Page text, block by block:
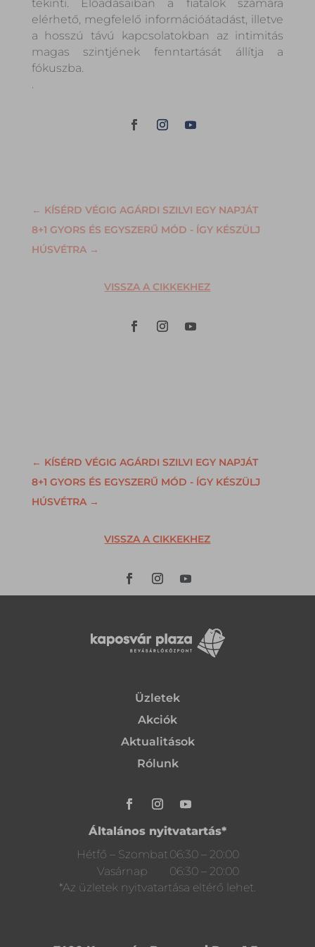
tekinti. Előadásaiban a fiatalok számára
elérhető, megfelelő információátadást, illetve
a hosszú távú kapcsolatokban az intimitás
magas szintjének fenntartását állítja a
fókuszba.
.
← KÍSÉRD VÉGIG AGÁRDI SZILVI EGY NAPJÁT
8+1 GYORS ÉS EGYSZERŰ MÓD - ÍGY KÉSZÜLJ
HÚSVÉTRA→
VISSZA A CIKKEKHEZ
← KÍSÉRD VÉGIG AGÁRDI SZILVI EGY NAPJÁT
8+1 GYORS ÉS EGYSZERŰ MÓD - ÍGY KÉSZÜLJ
HÚSVÉTRA→
VISSZA A CIKKEKHEZ
Üzletek
Akciók
Aktualitások
Rólunk
Általános nyitvatartás*
Hétfő – Szombat 06:30 – 20:00
Vasárnap
06:30 – 20:00
*Az üzletek nyitvatartása eltérő lehet.